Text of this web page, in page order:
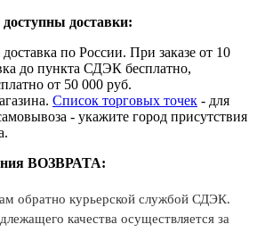
доставки:
по России. При заказе от 10
до пункта СДЭК бесплатно,
от 50 000 руб.
Список торговых точек - для
- укажите город присутствия
ВОЗВРАТА:
обратно курьерской службой СДЭК.
качества осуществляется за